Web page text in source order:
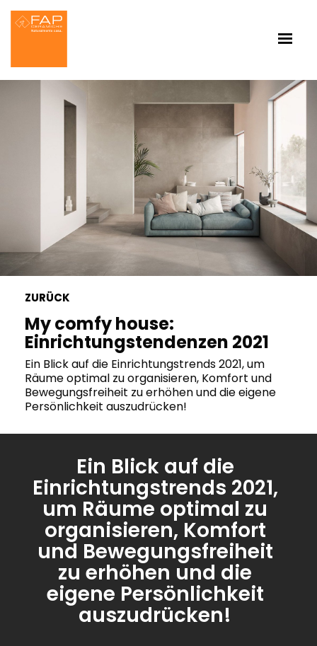
ZURÜCK
My comfy house:
Einrichtungstendenzen 2021
Ein Blick auf die Einrichtungstrends 2021, um
Räume optimal zu organisieren, Komfort und
Bewegungsfreiheit zu erhöhen und die eigene
Persönlichkeit auszudrücken!
Ein Blick auf die
Einrichtungstrends 2021,
um Räume optimal zu
organisieren, Komfort
und Bewegungsfreiheit
zu erhöhen und die
eigene Persönlichkeit
auszudrücken!